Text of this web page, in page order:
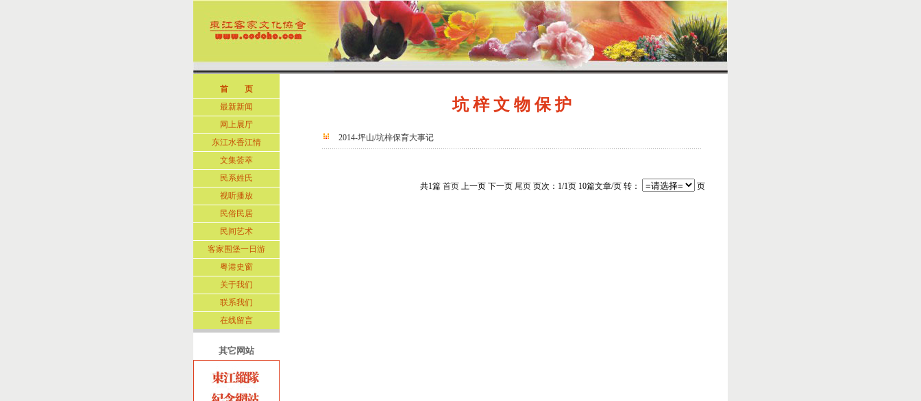
首 页
最新新闻
网上展厅
东江水香江情
文集荟萃
民系姓氏
视听播放
民俗民居
民间艺术
客家围堡一日游
粤港史窗
关于我们
联系我们
在线留言
其它网站
坑 梓 文 物 保 护
2014-坪山/坑梓保育大事记
共1篇 首页上一页 下一页 尾页页次：1/1页 10篇文章/页 转： 页